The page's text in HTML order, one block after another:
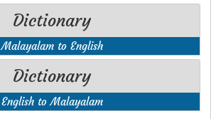
Dictionary
Malayalam to English
Dictionary
English to Malayalam